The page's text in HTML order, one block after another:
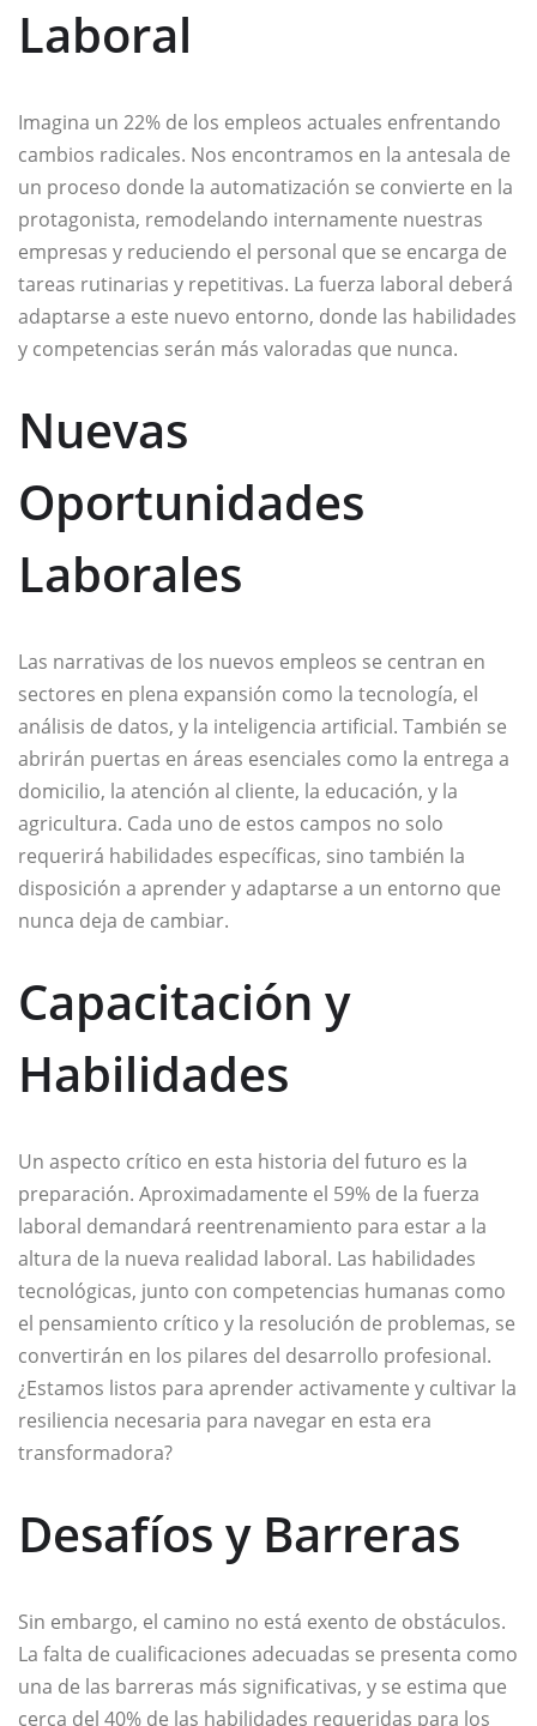
Laboral
Imagina un 22% de los empleos actuales enfrentando
cambios radicales. Nos encontramos en la antesala de
un proceso donde la automatización se convierte en la
protagonista, remodelando internamente nuestras
empresas y reduciendo el personal que se encarga de
tareas rutinarias y repetitivas. La fuerza laboral deberá
adaptarse a este nuevo entorno, donde las habilidades
y competencias serán más valoradas que nunca.
Nuevas
Oportunidades
Laborales
Las narrativas de los nuevos empleos se centran en
sectores en plena expansión como la tecnología, el
análisis de datos, y la inteligencia artificial. También se
abrirán puertas en áreas esenciales como la entrega a
domicilio, la atención al cliente, la educación, y la
agricultura. Cada uno de estos campos no solo
requerirá habilidades específicas, sino también la
disposición a aprender y adaptarse a un entorno que
nunca deja de cambiar.
Capacitación y
Habilidades
Un aspecto crítico en esta historia del futuro es la
preparación. Aproximadamente el 59% de la fuerza
laboral demandará reentrenamiento para estar a la
altura de la nueva realidad laboral. Las habilidades
tecnológicas, junto con competencias humanas como
el pensamiento crítico y la resolución de problemas, se
convertirán en los pilares del desarrollo profesional.
¿Estamos listos para aprender activamente y cultivar la
resiliencia necesaria para navegar en esta era
transformadora?
Desafíos y Barreras
Sin embargo, el camino no está exento de obstáculos.
La falta de cualificaciones adecuadas se presenta como
una de las barreras más significativas, y se estima que
cerca del 40% de las habilidades requeridas para los